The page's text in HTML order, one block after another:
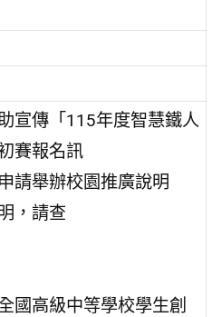
宣傳「115年度智慧鐵人
賽報名訊
請舉辦校園推廣說明
，請查
國高級中等學校學生創